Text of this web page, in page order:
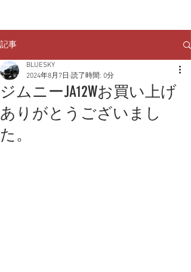
記事
ジムニーJA12Wお買い上げ
ありがとうございまし
た。
BLUESKY
2024年8月7日 読了時間: 0分